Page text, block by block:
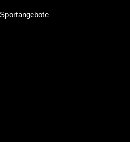
Sportangebote